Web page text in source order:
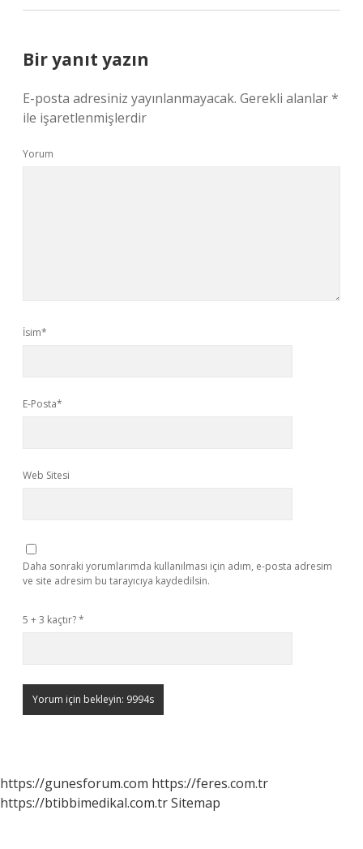
Bir yanıt yazın
E-posta adresiniz yayınlanmayacak. Gerekli alanlar*
ile işaretlenmişlerdir
Yorum
İsim*
E-Posta*
Web Sitesi
Daha sonraki yorumlarımda kullanılması için adım, e-posta adresim
ve site adresim bu tarayıcıya kaydedilsin.
5 + 3 kaçtır?*
https://gunesforum.com https://feres.com.tr
https://btibbimedikal.com.trSitemap